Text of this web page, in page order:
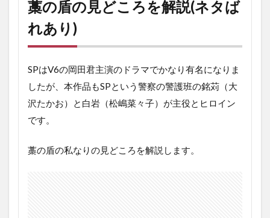
藁の盾の見どころを解説(ネタば
れあり )
SPはV6の岡田君主演のドラマでかなり有名になりま
したが、本作品もSP という警察の警護班の銘苅（大
沢たかお）と白岩（松嶋菜々子）が主役とヒロイン
です。
藁の盾の私なりの見どころを解説します。